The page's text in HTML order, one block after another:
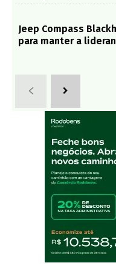
Jeep Compass
para manter a